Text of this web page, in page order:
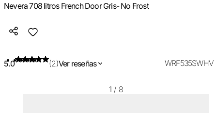
Nevera 708 litros French Door Gris- No Frost
5.0 (2)Ver reseñas WRF535SWHV
1 / 8